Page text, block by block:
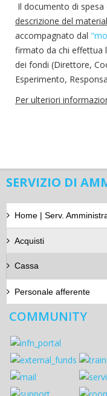
Il documento di
descrizione del
accompagnato dal
firmato da chi effettua
dei fondi (Direttore,
Esperimento,
Per ulteriori
SERVIZIO DI
Home | Serv.
Acquisti
Cassa
Personale afferente
COMMUNITY